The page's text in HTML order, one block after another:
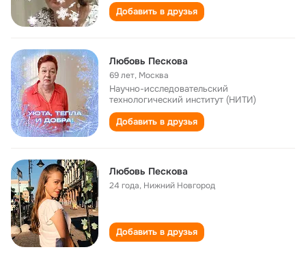
Добавить в друзья
Любовь Пескова
69 лет, Москва
Научно-исследовательский
технологический институт (НИТИ)
Добавить в друзья
Любовь Пескова
24 года, Нижний Новгород
Добавить в друзья